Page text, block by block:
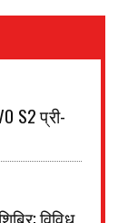
S2 प्री-
विविध